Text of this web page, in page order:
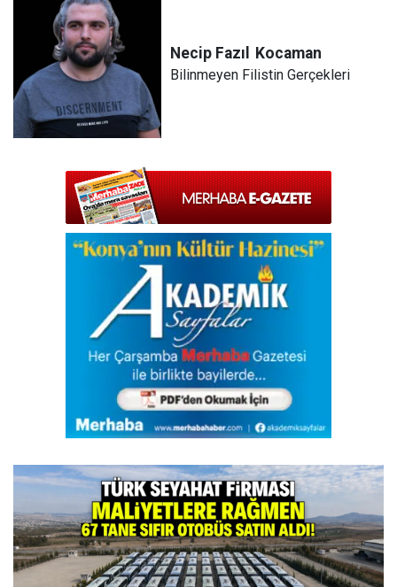
Necip Fazıl Kocaman
Bilinmeyen Filistin Gerçekleri